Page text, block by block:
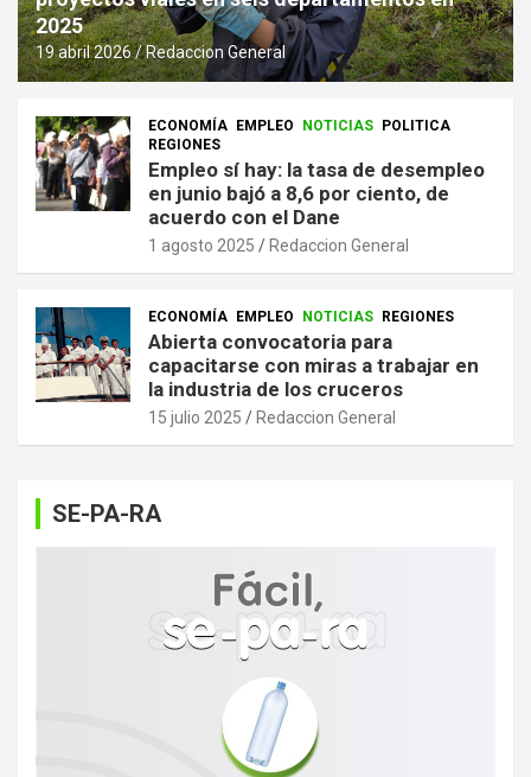
2025
19 abril 2026 Redaccion General
ECONOMÍA EMPLEO NOTICIAS
POLITICA
REGIONES
Empleo sí hay: la tasa de desempleo
en junio bajó a 8,6 por ciento, de
acuerdo con el Dane
1 agosto 2025 Redaccion General
ECONOMÍA EMPLEO NOTICIAS REGIONES
Abierta convocatoria para
capacitarse con miras a trabajar en
la industria de los cruceros
15 julio 2025 Redaccion General
SE-PA-RA